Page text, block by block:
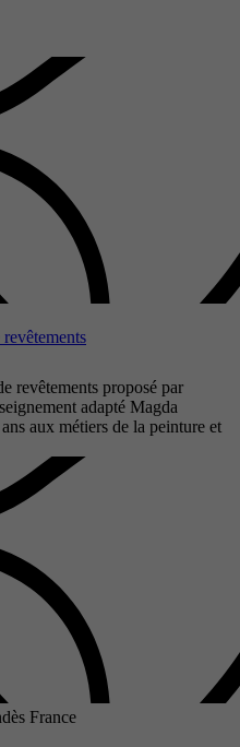
revêtements proposé par
adapté Magda
aux métiers de la peinture et
France